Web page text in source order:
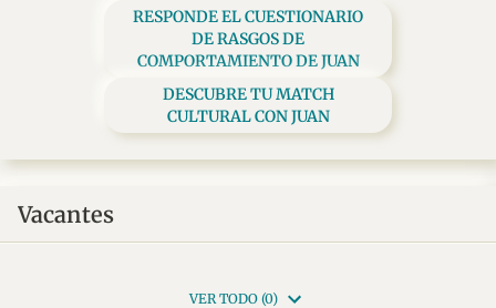
RESPONDE EL CUESTIONARIO
DE RASGOS DE
COMPORTAMIENTO DE JUAN
DESCUBRE TU MATCH
CULTURAL CON JUAN
Vacantes
VER TODO (0)